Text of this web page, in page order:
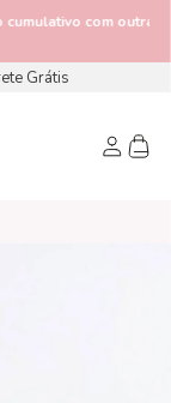
com outras
Grátis